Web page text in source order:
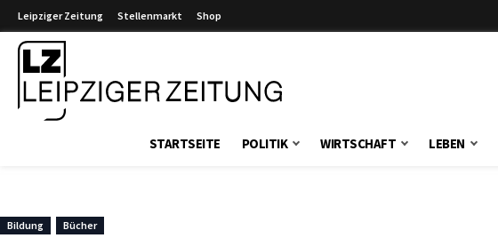
Leipziger Zeitung Stellenmarkt Shop
STARTSEITE POLITIK WIRTSCHAFT LEBEN
Bildung Bücher